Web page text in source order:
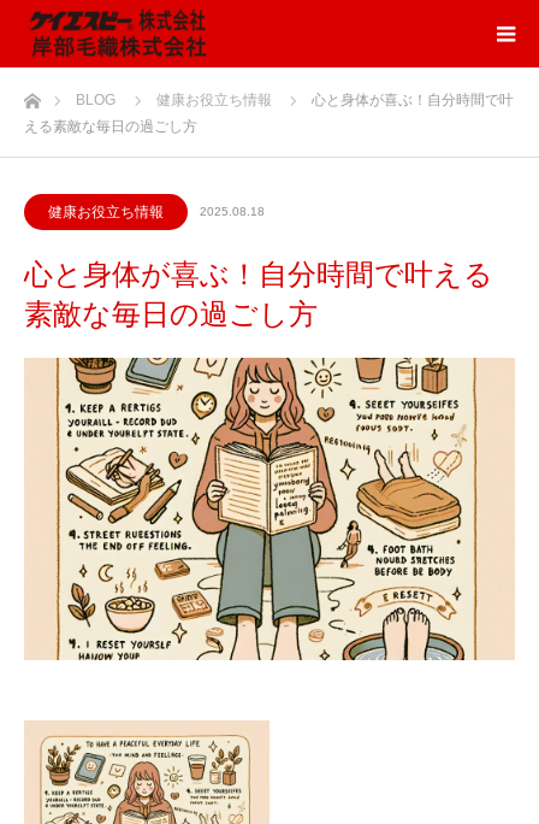
ホームBLOG 健康お役立ち情報
心と身体が喜ぶ！自分時間で叶
える素敵な毎日の過ごし方
健康お役立ち情報 2025.08.18
心と身体が喜ぶ！自分時間で叶える
素敵な毎日の過ごし方